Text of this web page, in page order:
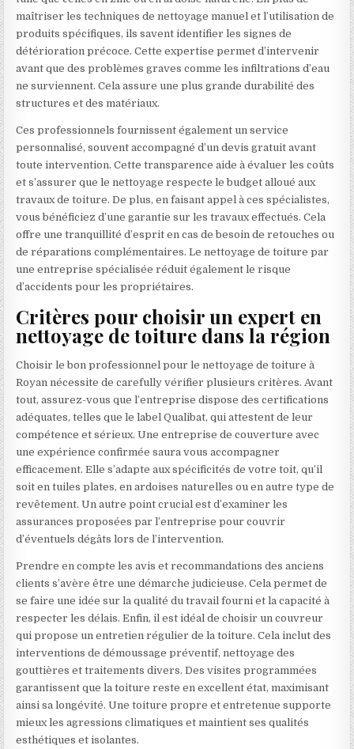
maîtriser les techniques de nettoyage manuel et l’utilisation de
produits spécifiques, ils savent identifier les signes de
détérioration précoce. Cette expertise permet d’intervenir
avant que des problèmes graves comme les infiltrations d’eau
ne surviennent. Cela assure une plus grande durabilité des
structures et des matériaux.
Ces professionnels fournissent également un service
personnalisé, souvent accompagné d’un devis gratuit avant
toute intervention. Cette transparence aide à évaluer les coûts
et s’assurer que le nettoyage respecte le budget alloué aux
travaux de toiture. De plus, en faisant appel à ces spécialistes,
vous bénéficiez d’une garantie sur les travaux effectués. Cela
offre une tranquillité d’esprit en cas de besoin de retouches ou
de réparations complémentaires. Le nettoyage de toiture par
une entreprise spécialisée réduit également le risque
d’accidents pour les propriétaires.
Critères pour choisir un expert en
nettoyage de toiture dans la région
Choisir le bon professionnel pour le nettoyage de toiture à
Royan nécessite de carefully vérifier plusieurs critères. Avant
tout, assurez-vous que l’entreprise dispose des certifications
adéquates, telles que le label Qualibat, qui attestent de leur
compétence et sérieux. Une entreprise de couverture avec
une expérience confirmée saura vous accompagner
efficacement. Elle s’adapte aux spécificités de votre toit, qu’il
soit en tuiles plates, en ardoises naturelles ou en autre type de
revêtement. Un autre point crucial est d’examiner les
assurances proposées par l’entreprise pour couvrir
d’éventuels dégâts lors de l’intervention.
Prendre en compte les avis et recommandations des anciens
clients s’avère être une démarche judicieuse. Cela permet de
se faire une idée sur la qualité du travail fourni et la capacité à
respecter les délais. Enfin, il est idéal de choisir un couvreur
qui propose un entretien régulier de la toiture. Cela inclut des
interventions de démoussage préventif, nettoyage des
gouttières et traitements divers. Des visites programmées
garantissent que la toiture reste en excellent état, maximisant
ainsi sa longévité. Une toiture propre et entretenue supporte
mieux les agressions climatiques et maintient ses qualités
esthétiques et isolantes.